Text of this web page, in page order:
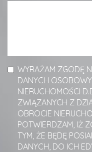
WYRAŻAM ZGODĘ
DANYCH
NIERUCHOMOŚCI
ZWIĄZANYCH Z
OBROCIE
POTWIERDZAM, IŻ
TYM, ŻE BĘDĘ
DANYCH, DO ICH